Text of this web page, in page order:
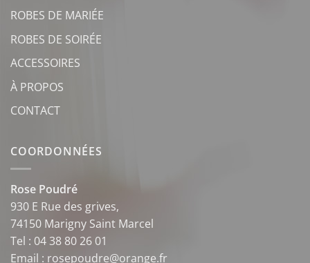
ROBES DE MARIÉE
ROBES DE SOIRÉE
ACCESSOIRES
À PROPOS
CONTACT
COORDONNÉES
Rose Poudré
930 E Rue des grives,
74150 Marigny Saint Marcel
Tel : 04 38 80 26 01
Email : rosepoudre@orange.fr